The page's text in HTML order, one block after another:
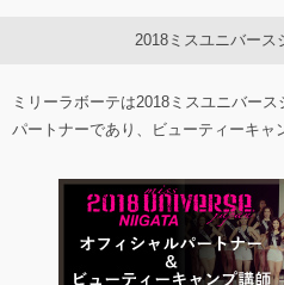
2018ミスユニバース
ミリーラボーテは2018ミスユニバー
パートナーであり、ビューティーキャ